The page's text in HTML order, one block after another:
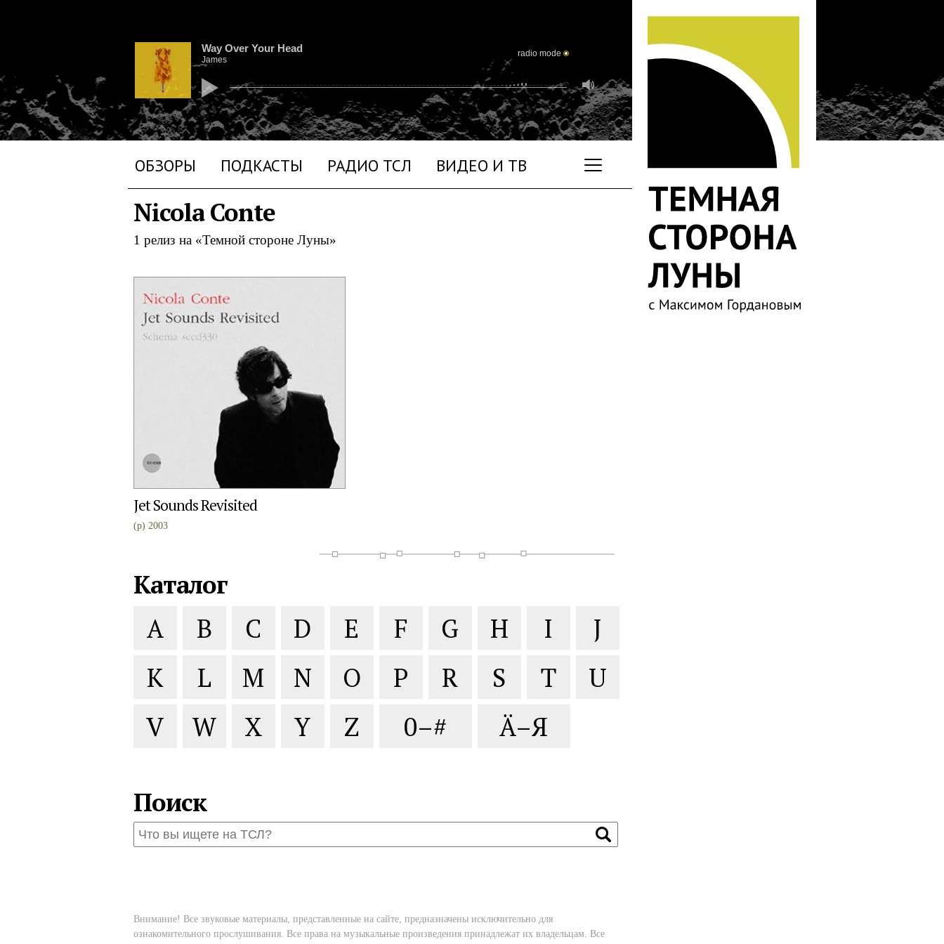
ОБЗОРЫ ПОДКАСТЫ РАДИО ТСЛ ВИДЕО И ТВ
Way Over Your Head
James
radio mode
Nicola Conte
1 релиз на «Темной стороне Луны»
Jet Sounds Revisited
(p) 2003
Каталог
A B C D E F G H I
J
K
L M N O P R S T
U
V
W X Y Z 0–# Ä–Я
Поиск
Внимание! Все звуковые материалы, представленные на сайте, предназначены исключительно для
ознакомительного прослушивания. Все права на музыкальные произведения принадлежат их владельцам. Все